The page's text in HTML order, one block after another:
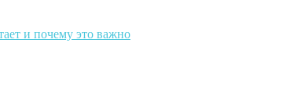
и почему это важно